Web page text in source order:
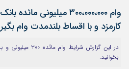
آپارات
وام ۳۰۰،۰۰۰،۰۰۰
کارمزد و با اقساط بلندمدت وام
در این گزارش
بخوانید.